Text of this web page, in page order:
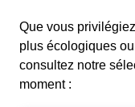
Que vous
plus écologiques
consultez notre
moment :